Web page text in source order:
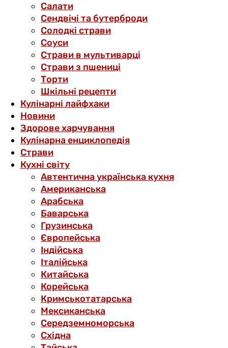
Салати
Сендвічі та бутерброди
Солодкі страви
Соуси
Страви в мультиварці
Страви з пшениці
Торти
Шкільні рецепти
Кулінарні лайфхаки
Новини
Здорове харчування
Кулінарна енциклопедія
Страви
Кухні світу
Автентична українська кухня
Американська
Арабська
Баварська
Грузинська
Європейська
Індійська
Італійська
Китайська
Корейська
Кримськотатарська
Мексиканська
Середземноморська
Східна